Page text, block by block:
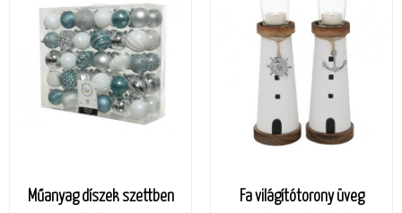
Műanyag díszek szettben
Fa világítótorony üveg